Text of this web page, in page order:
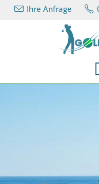
Ihre Anfrage